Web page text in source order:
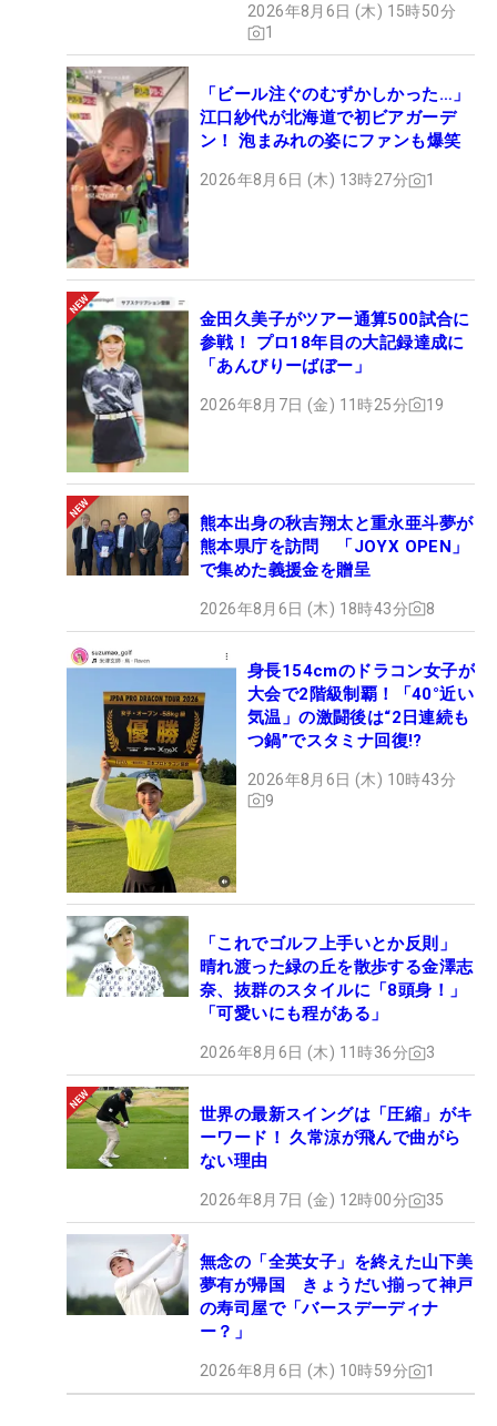
2026年8月6日 (木) 15時50分
1
「ビール注ぐのむずかしかった…」
江口紗代が北海道で初ビアガーデ
ン！ 泡まみれの姿にファンも爆笑
2026年8月6日 (木) 13時27分 1
金田久美子がツアー通算500試合に
参戦！ プロ18年目の大記録達成に
「あんびりーばぼー」
2026年8月7日 (金) 11時25分 19
熊本出身の秋吉翔太と重永亜斗夢が
熊本県庁を訪問 「JOYX OPEN」
で集めた義援金を贈呈
2026年8月6日 (木) 18時43分 8
身長154cmのドラコン女子が
大会で2階級制覇！「40°近い
気温」の激闘後は“2日連続も
つ鍋”でスタミナ回復!?
2026年8月6日 (木) 10時43分
9
「これでゴルフ上手いとか反則」
晴れ渡った緑の丘を散歩する金澤志
奈、抜群のスタイルに「8頭身！」
「可愛いにも程がある」
2026年8月6日 (木) 11時36分 3
世界の最新スイングは「圧縮」がキ
ーワード！ 久常涼が飛んで曲がら
ない理由
2026年8月7日 (金) 12時00分 35
無念の「全英女子」を終えた山下美
夢有が帰国 きょうだい揃って神戸
の寿司屋で「バースデーディナ
ー？」
2026年8月6日 (木) 10時59分 1